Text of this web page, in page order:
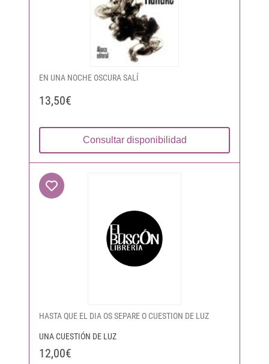
EN UNA NOCHE OSCURA SALÍ
13,50€
Consultar disponibilidad
HASTA QUE EL DIA OS SEPARE O CUESTION DE LUZ
UNA CUESTIÓN DE LUZ
12,00€